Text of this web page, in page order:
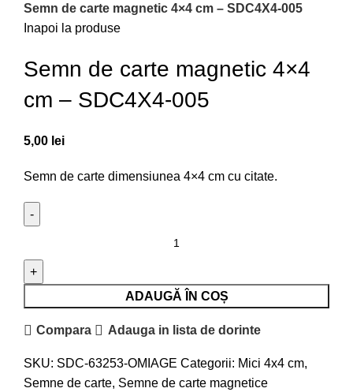
Semn de carte magnetic 4×4 cm – SDC4X4-005
Inapoi la produse
Semn de carte magnetic 4×4
cm – SDC4X4-005
5,00 lei
Semn de carte dimensiunea 4×4 cm cu citate.
Cantitate Semn de carte magnetic 4x4 cm - SDC4X4-
ADAUGĂ ÎN COȘ
Compara Adauga in lista de dorinte
SKU: SDC-63253-OMIAGE Categorii: Mici 4x4 cm,
Semne de carte, Semne de carte magnetice